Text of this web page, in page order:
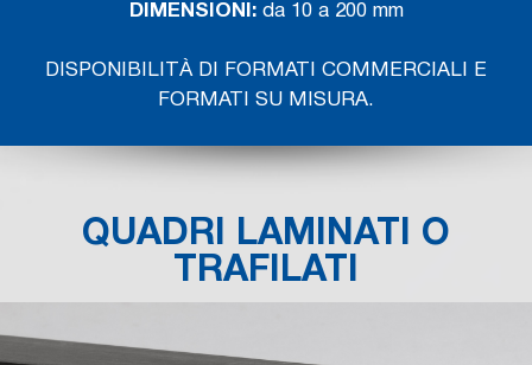
DIMENSIONI:da 10 a 200 mm
DISPONIBILITÀ DI FORMATI COMMERCIALI E
FORMATI SU MISURA.
QUADRI LAMINATI O
TRAFILATI